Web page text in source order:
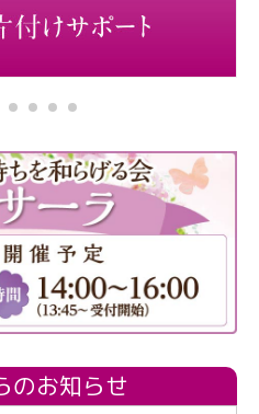
のお知らせ